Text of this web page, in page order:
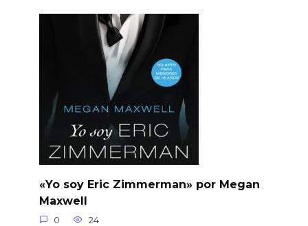
«Yo soy Eric Zimmerman» por Megan
Maxwell
0 24